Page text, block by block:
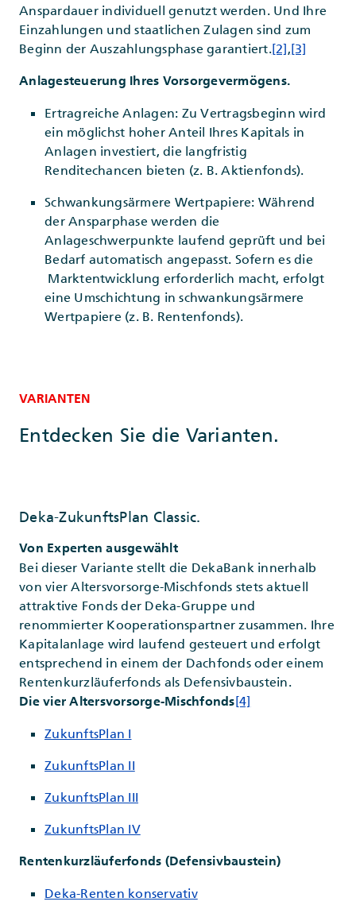
Anspardauer individuell genutzt werden. Und Ihre
Einzahlungen und staatlichen Zulagen sind zum
Beginn der Auszahlungsphase garantiert.[2],[3]
Anlagesteuerung Ihres Vorsorgevermögens.
Ertragreiche Anlagen: Zu Vertragsbeginn wird
ein möglichst hoher Anteil Ihres Kapitals in
Anlagen investiert, die langfristig
Renditechancen bieten (z. B. Aktienfonds).
Schwankungsärmere Wertpapiere: Während
der Ansparphase werden die
Anlageschwerpunkte laufend geprüft und bei
Bedarf automatisch angepasst. Sofern es die
Marktentwicklung erforderlich macht, erfolgt
eine Umschichtung in schwankungsärmere
Wertpapiere (z. B. Rentenfonds).
VARIANTEN
Entdecken Sie die Varianten.
Deka-ZukunftsPlan Classic.
Von Experten ausgewählt
Bei dieser Variante stellt die DekaBank innerhalb
von vier Altersvorsorge-Mischfonds stets aktuell
attraktive Fonds der Deka-Gruppe und
renommierter Kooperationspartner zusammen. Ihre
Kapitalanlage wird laufend gesteuert und erfolgt
entsprechend in einem der Dachfonds oder einem
Rentenkurzläuferfonds als Defensivbaustein.
Die vier Altersvorsorge-Mischfonds[4]
ZukunftsPlan I
ZukunftsPlan II
ZukunftsPlan III
ZukunftsPlan IV
Rentenkurzläuferfonds (Defensivbaustein)
Deka-Renten konservativ